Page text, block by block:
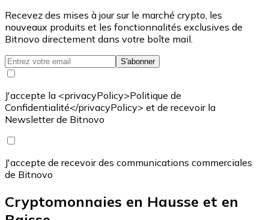
Recevez des mises à jour sur le marché crypto, les
nouveaux produits et les fonctionnalités exclusives de
Bitnovo directement dans votre boîte mail.
S'abonner
J'accepte la <privacyPolicy>Politique de
Confidentialité</privacyPolicy> et de recevoir la
Newsletter de Bitnovo
J'accepte de recevoir des communications commerciales
de Bitnovo
Cryptomonnaies en Hausse et en